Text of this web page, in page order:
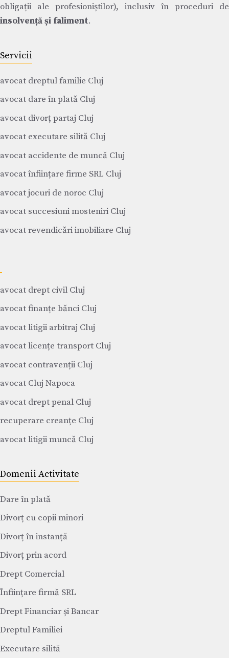
obligații ale profesioniștilor), inclusiv în proceduri de
insolvență și faliment.
Servicii
avocat dreptul familie Cluj
avocat dare în plată Cluj
avocat divorț partaj Cluj
avocat executare silită Cluj
avocat accidente de muncă Cluj
avocat înființare firme SRL Cluj
avocat jocuri de noroc Cluj
avocat succesiuni mosteniri Cluj
avocat revendicări imobiliare Cluj
avocat drept civil Cluj
avocat finanțe bănci Cluj
avocat litigii arbitraj Cluj
avocat licențe transport Cluj
avocat contravenții Cluj
avocat Cluj Napoca
avocat drept penal Cluj
recuperare creanțe Cluj
avocat litigii muncă Cluj
Domenii Activitate
Dare în plată
Divorț cu copii minori
Divorț în instanță
Divorț prin acord
Drept Comercial
Înființare firmă SRL
Drept Financiar și Bancar
Dreptul Familiei
Executare silită